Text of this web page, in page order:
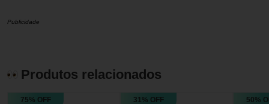
Publicidade
Produtos relacionados
75% OFF 31% OFF 50%